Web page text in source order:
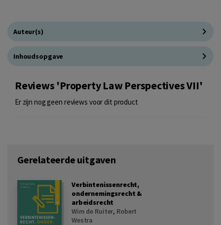
Auteur(s)
Inhoudsopgave
Reviews 'Property Law Perspectives VII'
Er zijn nog geen reviews voor dit product
Gerelateerde uitgaven
Verbintenissenrecht,
ondernemingsrecht &
arbeidsrecht
Wim de Ruiter, Robert
Westra